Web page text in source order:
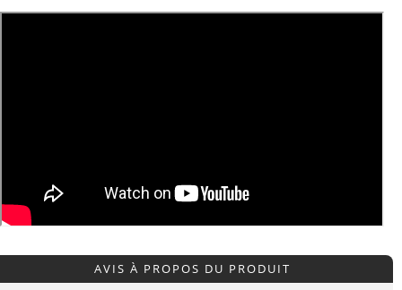
AVIS À PROPOS DU PRODUIT